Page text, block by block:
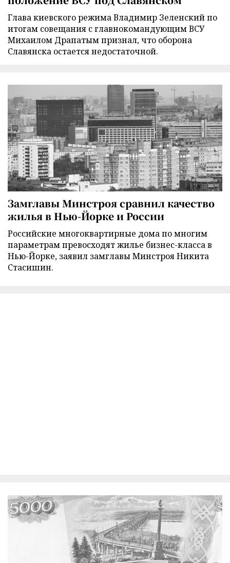
Глава киевского режима Владимир Зеленский по
итогам совещания с главнокомандующим ВСУ
Михаилом Драпатым признал, что оборона
Славянска остается недостаточной.
Замглавы Минстроя сравнил качество
жилья в Нью-Йорке и России
Российские многоквартирные дома по многим
параметрам превосходят жилье бизнес-класса в
Нью-Йорке, заявил замглавы Минстроя Никита
Стасишин.